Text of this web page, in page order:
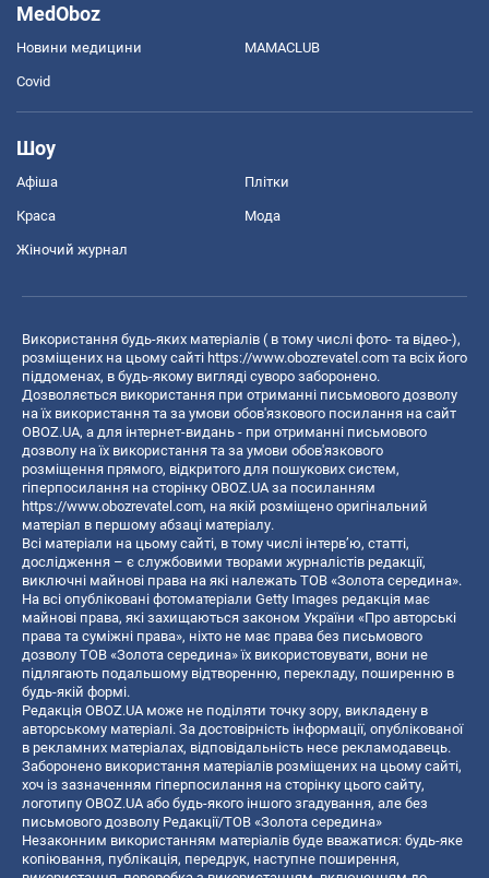
MedOboz
Новини медицини MAMACLUB
Covid
Шоу
Афіша Плітки
Краса Мода
Жіночий журнал
Використання будь-яких матеріалів ( в тому числі фото- та відео-),
розміщених на цьому сайті https://www.obozrevatel.com та всіх його
піддоменах, в будь-якому вигляді суворо заборонено.
Дозволяється використання при отриманні письмового дозволу
на їх використання та за умови обов'язкового посилання на сайт
OBOZ.UA, а для інтернет-видань - при отриманні письмового
дозволу на їх використання та за умови обов'язкового
розміщення прямого, відкритого для пошукових систем,
гіперпосилання на сторінку OBOZ.UA за посиланням
https://www.obozrevatel.com, на якій розміщено оригінальний
матеріал в першому абзаці матеріалу.
Всі матеріали на цьому сайті, в тому числі інтерв’ю, статті,
дослідження – є службовими творами журналістів редакції,
виключні майнові права на які належать ТОВ «Золота середина».
На всі опубліковані фотоматеріали Getty Images редакція має
майнові права, які захищаються законом України «Про авторські
права та суміжні права», ніхто не має права без письмового
дозволу ТОВ «Золота середина» їх використовувати, вони не
підлягають подальшому відтворенню, перекладу, поширенню в
будь-якій формі.
Редакція OBOZ.UA може не поділяти точку зору, викладену в
авторському матеріалі. За достовірність інформації, опублікованої
в рекламних матеріалах, відповідальність несе рекламодавець.
Заборонено використання матеріалів розміщених на цьому сайті,
хоч із зазначенням гіперпосилання на сторінку цього сайту,
логотипу OBOZ.UA або будь-якого іншого згадування, але без
письмового дозволу Редакції/ТОВ «Золота середина»
Незаконним використанням матеріалів буде вважатися: будь-яке
копiювання, публiкацiя, передрук, наступне поширення,